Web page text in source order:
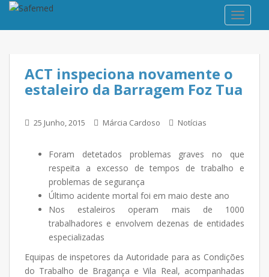
ACT inspeciona novamente o
estaleiro da Barragem Foz Tua
25 Junho, 2015 Márcia Cardoso Notícias
Foram detetados problemas graves no que
respeita a excesso de tempos de trabalho e
problemas de segurança
Último acidente mortal foi em maio deste ano
Nos estaleiros operam mais de 1000
trabalhadores e envolvem dezenas de entidades
especializadas
Equipas de inspetores da Autoridade para as Condições
do Trabalho de Bragança e Vila Real, acompanhadas